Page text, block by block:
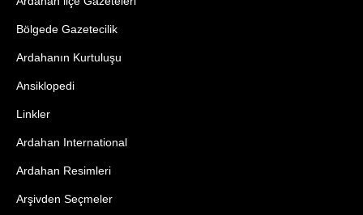
Bölgede Gazetecilik
Ardahanın Kurtuluşu
Ansiklopedi
Linkler
Ardahan International
Ardahan Resimleri
Arşivden Seçmeler